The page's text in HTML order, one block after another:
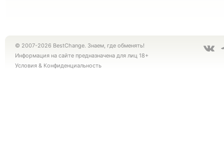
© 2007-2026 BestChange. Знаем, где обменять!
Информация на сайте предназначена для лиц 18+
Условия & Конфиденциальность